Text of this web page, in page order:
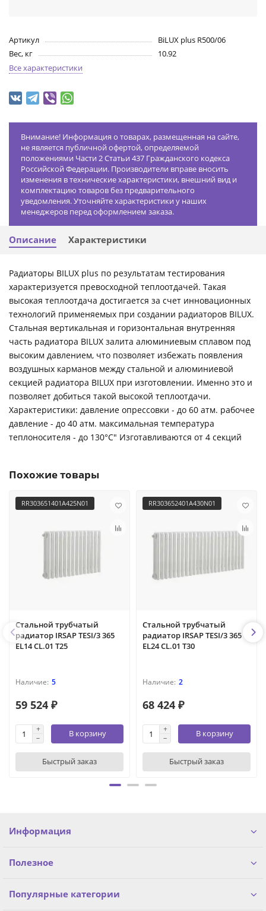
Артикул
BiLUX plus R500/06
Вес, кг
10.92
Все характеристики
Внимание! Информация о товарах, размещенная на сайте,
не является публичной офертой, определяемой
положениями Части 2 Статьи 437 Гражданского кодекса
Российской Федерации. Производители вправе вносить
изменения в технические характеристики, внешний вид и
комплектацию товаров без предварительного
уведомления. Уточняйте характеристики у наших
менеджеров перед оформлением заказа.
Описание Характеристики
Радиаторы BILUX plus по результатам тестирования
характеризуется превосходной теплоотдачей. Такая
высокая теплоотдача достигается за счет инновационных
технологий применяемых при создании радиаторов BILUX.
Стальная вертикальная и горизонтальная внутренняя
часть радиатора BILUX залита алюминиевым сплавом под
высоким давлением, что позволяет избежать появления
воздушных карманов между стальной и алюминиевой
секцией радиатора BILUX при изготовлении. Именно это и
позволяет добиться такой высокой теплоотдачи.
Характеристики: давление опрессовки - до 60 атм. рабочее
давление - до 40 атм. максимальная температура
теплоносителя - до 130°С" Изготавливаются от 4 секций
Похожие товары
RR303651401A425N01
Стальной трубчатый
радиатор IRSAP TESI/3 365
EL14 CL.01 T25
5
59 524 ₽
В корзину
Быстрый заказ
RR303652401A430N01
Стальной трубчатый
радиатор IRSAP TESI/3 365
EL24 CL.01 T30
2
68 424 ₽
В корзину
Быстрый заказ
Информация
Полезное
Популярные категории